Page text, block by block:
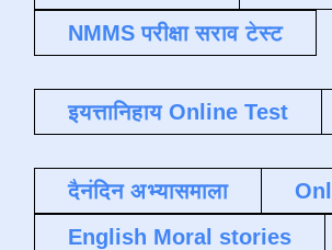
NMMS परीक्षा सराव टेस्ट
इयत्तानिहाय Online Test
दैनंदिन अभ्यासमाला
English Moral stories